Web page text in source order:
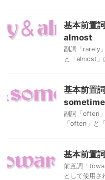
基本前置
almost
副詞「rarely
と「almost」
基本前置
副詞「often
「often」と
基本前置
前置詞「
として使用さ